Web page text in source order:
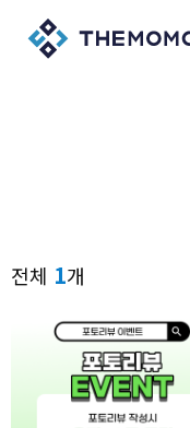
전체 1개